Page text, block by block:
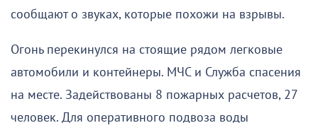
сообщают о звуках, которые похожи на взрывы.
Огонь перекинулся на стоящие рядом легковые
автомобили и контейнеры. МЧС и Служба спасения
на месте. Задействованы 8 пожарных расчетов, 27
человек. Для оперативного подвоза воды